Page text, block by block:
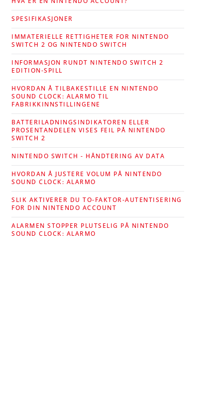
SPESIFIKASJONER
IMMATERIELLE RETTIGHETER FOR NINTENDO
SWITCH 2 OG NINTENDO SWITCH
INFORMASJON RUNDT NINTENDO SWITCH 2
EDITION-SPILL
HVORDAN Å TILBAKESTILLE EN NINTENDO
SOUND CLOCK: ALARMO TIL
FABRIKKINNSTILLINGENE
BATTERILADNINGSINDIKATOREN ELLER
PROSENTANDELEN VISES FEIL PÅ NINTENDO
SWITCH 2
NINTENDO SWITCH - HÅNDTERING AV DATA
HVORDAN Å JUSTERE VOLUM PÅ NINTENDO
SOUND CLOCK: ALARMO
SLIK AKTIVERER DU TO-FAKTOR-AUTENTISERING
FOR DIN NINTENDO ACCOUNT
ALARMEN STOPPER PLUTSELIG PÅ NINTENDO
SOUND CLOCK: ALARMO